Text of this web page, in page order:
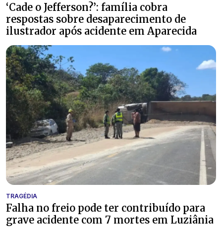
‘Cade o Jefferson?’: família cobra
respostas sobre desaparecimento de
ilustrador após acidente em Aparecida
TRAGÉDIA
Falha no freio pode ter contribuído para
grave acidente com 7 mortes em Luziânia